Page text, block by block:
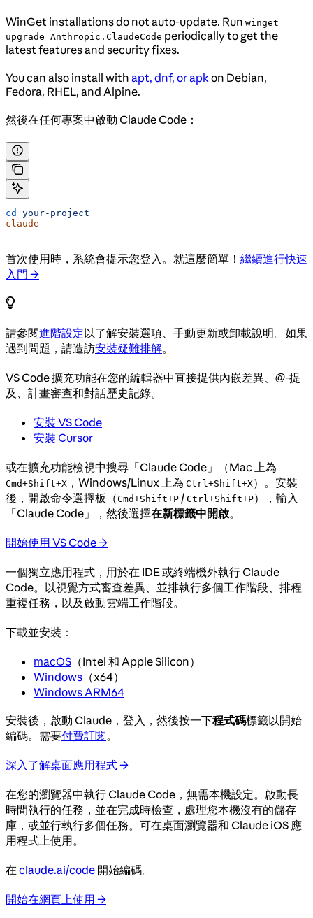
WinGet installations do not auto-update. Run winget
upgrade Anthropic.ClaudeCode periodically to get the
latest features and security fixes.
You can also install with apt, dnf, or apkon Debian,
Fedora, RHEL, and Alpine.
然後在任何專案中啟動 Claude Code：
cd
your-project
claude
首次使用時，系統會提示您登入。就這麼簡單！ 繼續進行快速
入門 →
請參閱進階設定以了解安裝選項、手動更新或卸載說明。如果
遇到問題，請造訪安裝疑難排解。
VS Code 擴充功能在您的編輯器中直接提供內嵌差異、@-提
及、計畫審查和對話歷史記錄。
安裝 VS Code
安裝 Cursor
或在擴充功能檢視中搜尋「Claude Code」（Mac 上為
Cmd+Shift+X ，Windows/Linux 上為 Ctrl+Shift+X）。安裝
後，開啟命令選擇板（Cmd+Shift+P / Ctrl+Shift+P），輸入
「Claude Code」，然後選擇在新標籤中開啟。
開始使用 VS Code →
一個獨立應用程式，用於在 IDE 或終端機外執行 Claude
Code。以視覺方式審查差異、並排執行多個工作階段、排程
重複任務，以及啟動雲端工作階段。
下載並安裝：
macOS （Intel 和 Apple Silicon）
Windows （x64）
Windows ARM64
安裝後，啟動 Claude，登入，然後按一下程式碼標籤以開始
編碼。需要付費訂閱。
深入了解桌面應用程式 →
在您的瀏覽器中執行 Claude Code，無需本機設定。啟動長
時間執行的任務，並在完成時檢查，處理您本機沒有的儲存
庫，或並行執行多個任務。可在桌面瀏覽器和 Claude iOS 應
用程式上使用。
在 claude.ai/code 開始編碼。
開始在網頁上使用 →